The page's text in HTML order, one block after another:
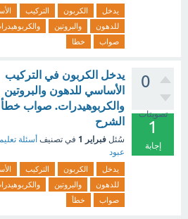
يدخل الكربون التركيب
للدهون
والبروتين
صواب
خطا
0
تصويتات
1
إجابة
يدخل الكربون في التركيب
الأساسي للدهون والبروتين
والكربوهيدرات. صواب
الشرح
سُئل فبراير 1 في تصنيف أسئلة
عبود
يدخل الكربون التركيب
للدهون
والبروتين
صواب
خطأ